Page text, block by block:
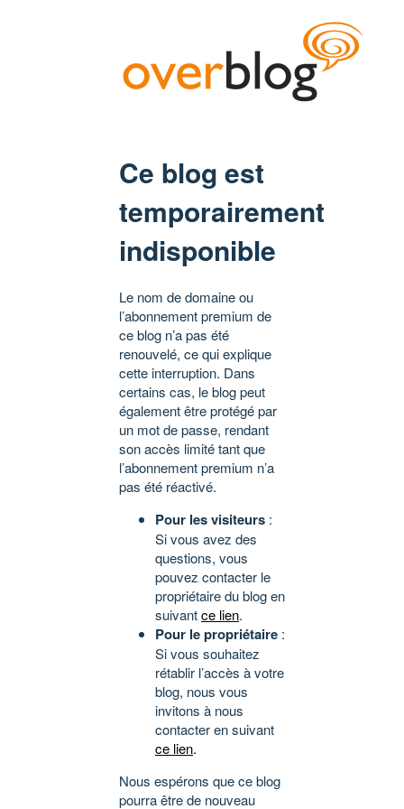
Ce blog est
temporairement
indisponible
Le nom de domaine ou
l’abonnement premium de
ce blog n’a pas été
renouvelé, ce qui explique
cette interruption. Dans
certains cas, le blog peut
également être protégé par
un mot de passe, rendant
son accès limité tant que
l’abonnement premium n’a
pas été réactivé.
Pour les visiteurs :
Si vous avez des
questions, vous
pouvez contacter le
propriétaire du blog en
suivantce lien.
Pour le propriétaire :
Si vous souhaitez
rétablir l’accès à votre
blog, nous vous
invitons à nous
contacter en suivant
ce lien.
Nous espérons que ce blog
pourra être de nouveau